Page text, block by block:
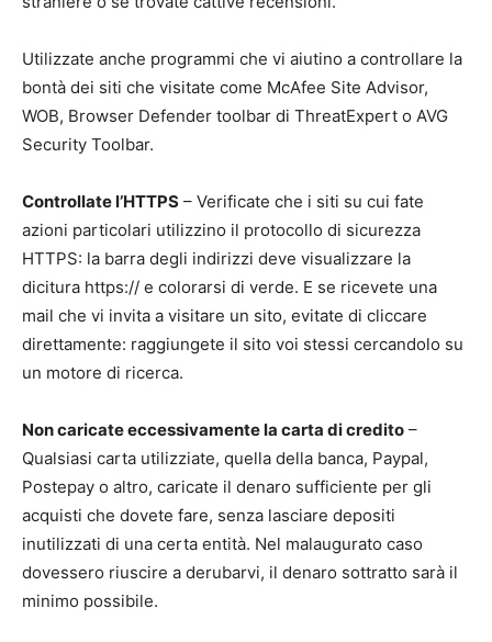
Utilizzate anche programmi che vi aiutino a controllare la
bontà dei siti che visitate come McAfee Site Advisor,
WOB, Browser Defender toolbar di ThreatExpert o AVG
Security Toolbar.
Controllate l’HTTPS – Verificate che i siti su cui fate
azioni particolari utilizzino il protocollo di sicurezza
HTTPS: la barra degli indirizzi deve visualizzare la
dicitura https:// e colorarsi di verde. E se ricevete una
mail che vi invita a visitare un sito, evitate di cliccare
direttamente: raggiungete il sito voi stessi cercandolo su
un motore di ricerca.
Non caricate eccessivamente la carta di credito –
Qualsiasi carta utilizziate, quella della banca, Paypal,
Postepay o altro, caricate il denaro sufficiente per gli
acquisti che dovete fare, senza lasciare depositi
inutilizzati di una certa entità. Nel malaugurato caso
dovessero riuscire a derubarvi, il denaro sottratto sarà il
minimo possibile.